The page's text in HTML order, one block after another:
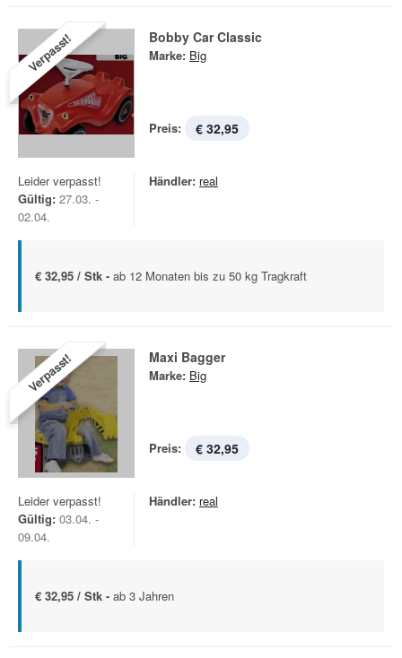
Verpasst! Bobby Car Classic
Marke: Big
Preis: € 32,95
Leider verpasst!
Gültig: 27.03. -
02.04.
Händler: real
€ 32,95 / Stk - ab 12 Monaten bis zu 50 kg Tragkraft
Verpasst! Maxi Bagger
Marke: Big
Preis: € 32,95
Leider verpasst!
Gültig: 03.04. -
09.04.
Händler: real
€ 32,95 / Stk - ab 3 Jahren